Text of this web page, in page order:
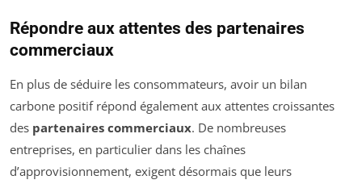
Répondre aux attentes des partenaires
commerciaux
En plus de séduire les consommateurs, avoir un bilan
carbone positif répond également aux attentes croissantes
des partenaires commerciaux. De nombreuses
entreprises, en particulier dans les chaînes
d’approvisionnement, exigent désormais que leurs